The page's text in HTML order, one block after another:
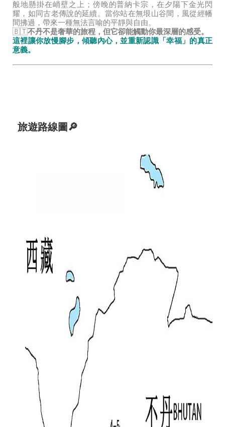
般地懸掛在峭壁之上；傍晚的普納卡宗，在夕陽下金光閃
耀，如同古老傳說的延續。當你站在無垠山谷間，風從經幡
間拂過，帶來一種無法言喻的平靜與自由。
🇧🇹不丹不是奢華的旅程，但它卻能觸動你最深層的感受。
這裡讓你放慢腳步，傾聽內心，並重新認識「幸福」的真正
意義。
旅遊路線圖 🔎